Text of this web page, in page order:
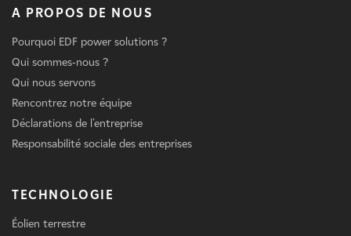
A PROPOS DE NOUS
Pourquoi EDF power solutions ?
Qui sommes-nous ?
Qui nous servons
Rencontrez notre équipe
Déclarations de l'entreprise
Responsabilité sociale des entreprises
TECHNOLOGIE
Éolien terrestre